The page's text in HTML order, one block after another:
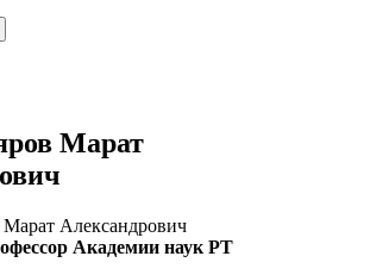
Марат
Академии наук РТ